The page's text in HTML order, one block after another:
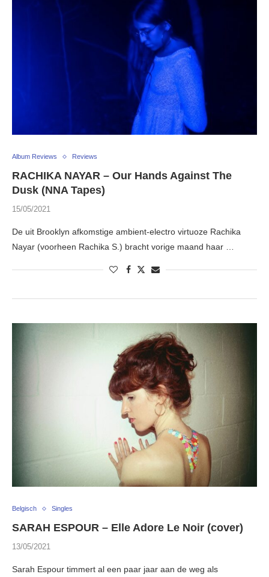
Album Reviews Reviews
RACHIKA NAYAR – Our Hands Against The
Dusk (NNA Tapes)
15/05/2021
De uit Brooklyn afkomstige ambient-electro virtuoze Rachika
Nayar (voorheen Rachika S.) bracht vorige maand haar …
Belgisch Singles
SARAH ESPOUR – Elle Adore Le Noir (cover)
13/05/2021
Sarah Espour timmert al een paar jaar aan de weg als